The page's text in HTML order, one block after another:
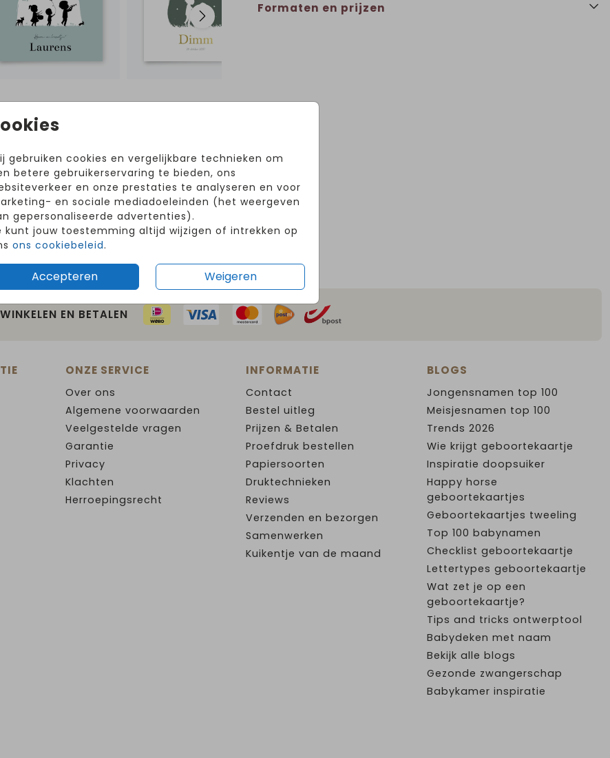
gebruiken cookies en vergelijkbare technieken om
betere gebruikerservaring te bieden, ons
en onze prestaties te analyseren en voor
en sociale mediadoeleinden (het weergeven
gepersonaliseerde advertenties).
kunt jouw toestemming altijd wijzigen of intrekken op
ons cookiebeleid.
Accepteren Weigeren
Formaten en prijzen
Volg ons op Instagram!
@hetuilennestjegeboortekaartjes
EN BETALEN
ONZE SERVICE
Over ons
Algemene voorwaarden
Veelgestelde vragen
Garantie
Privacy
Klachten
Herroepingsrecht
INFORMATIE
Contact
Bestel uitleg
Prijzen & Betalen
Proefdruk bestellen
Papiersoorten
Druktechnieken
Reviews
Verzenden en bezorgen
Samenwerken
Kuikentje van de maand
BLOGS
Jongensnamen top 100
Meisjesnamen top 100
Trends 2026
Wie krijgt geboortekaartje
Inspiratie doopsuiker
Happy horse
geboortekaartjes
Geboortekaartjes tweeling
Top 100 babynamen
Checklist geboortekaartje
Lettertypes geboortekaartje
Wat zet je op een
geboortekaartje?
Tips and tricks ontwerptool
Babydeken met naam
Bekijk alle blogs
Gezonde zwangerschap
Babykamer inspiratie